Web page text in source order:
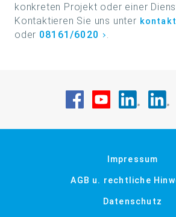
konkreten Projekt oder einer
Kontaktieren Sie uns unter
oder 08161/6020 .
Besuche uns auf
Besuche
Impressum
AGB u. rechtliche
Datenschutz